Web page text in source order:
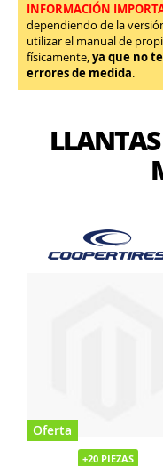
INFORMACIÓN
dependiendo de la
utilizar el manual de
físicamente,ya que no
errores de medida.
Oferta
+20 PIEZAS